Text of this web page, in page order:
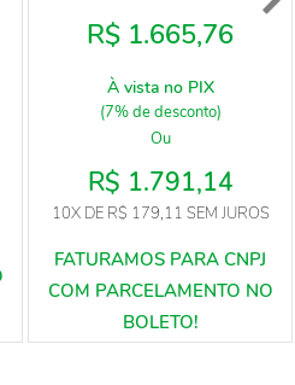
R$ 1.665,76
À vista no PIX
(7% de desconto)
Ou
R$ 1.791,14
10XDE R$ 179,11 SEM JUROS